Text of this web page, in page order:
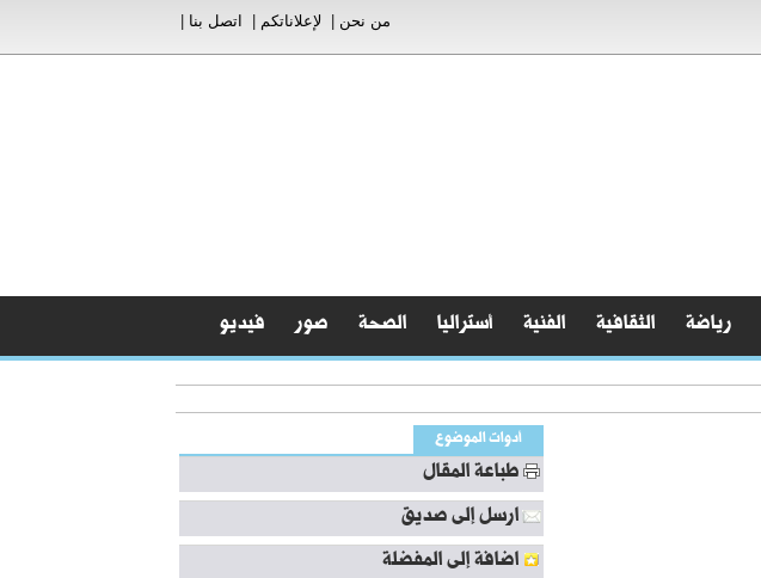
من نحن لإعلاناتكم اتصل بنا
رياضة الثقافية الفنية أستراليا الصحة صور فيديو
أدوات الموضوع
طباعة المقال
ارسل إلى صديق
اضافة إلى المفضلة